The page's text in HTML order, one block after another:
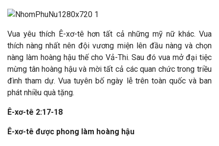
Vua yêu thích Ê-xơ-tê hơn tất cả những mỹ nữ khác. Vua
thích nàng nhất nên đội vương miện lên đầu nàng và chọn
nàng làm hoàng hậu thế cho Vả-Thi. Sau đó vua mở đại tiệc
mừng tân hoàng hậu và mời tất cả các quan chức trong triều
đình tham dự. Vua tuyên bố ngày lễ trên toàn quốc và ban
phát nhiều quà tặng.
Ê-xơ-tê 2:17-18
Ê-xơ-tê được phong làm hoàng hậu